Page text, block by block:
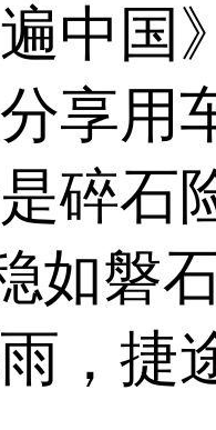
遍中
享用
碎石
如磐
，捷